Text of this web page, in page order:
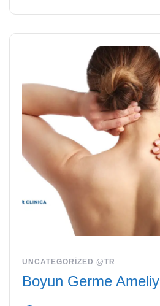
UNCATEGORIZED @TR
Boyun Germe